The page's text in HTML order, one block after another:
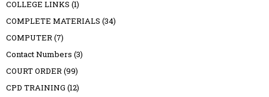
COLLEGE LINKS (1)
COMPLETE MATERIALS (34)
COMPUTER(7)
Contact Numbers (3)
COURT ORDER(99)
CPD TRAINING (12)